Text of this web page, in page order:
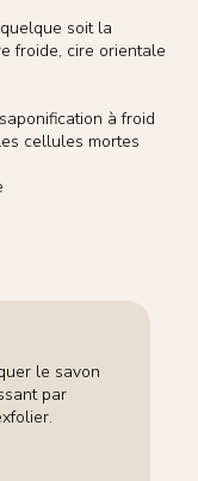
soit la
froide, cire orientale
à froid
cellules mortes
le savon
par